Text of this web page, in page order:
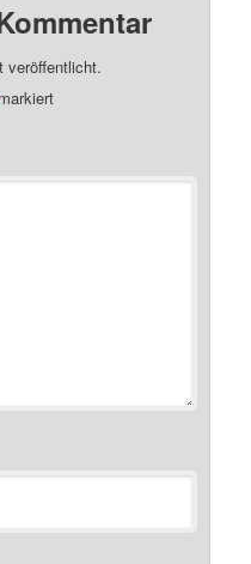
veröffentlicht.
markiert